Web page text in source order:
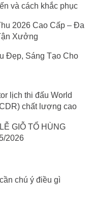
và cách khắc phục
2026 Cao Cấp – Đa
Xưởng
Đẹp, Sáng Tạo Cho
lịch thi đấu World
chất lượng cao
GIỖ TỔ HÙNG
2026
chú ý điều gì